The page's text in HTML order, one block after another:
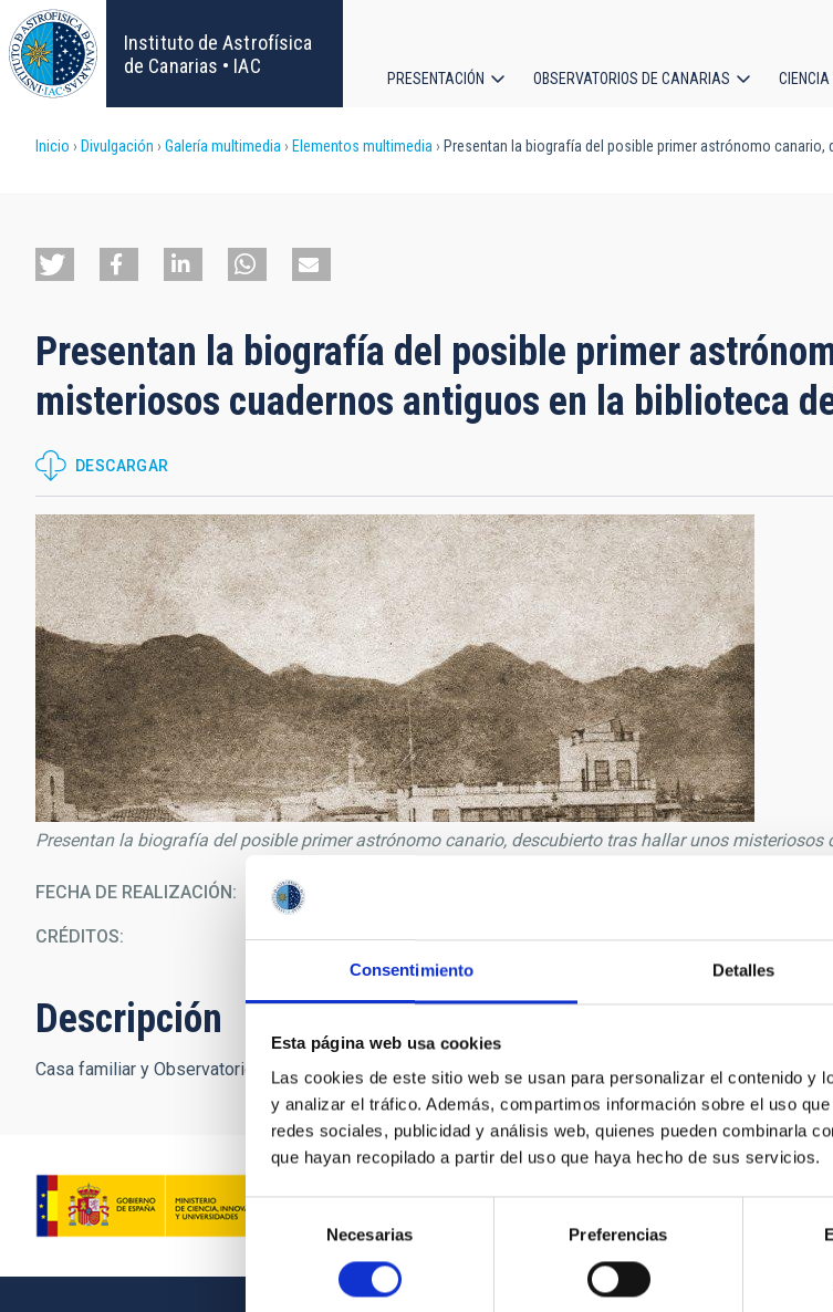
Consentimiento Detalles
Esta página web usa cookies
Las cookies de este sitio web se usan para personalizar el contenido y
y analizar el tráfico. Además, compartimos información sobre el uso
redes sociales, publicidad y análisis web, quienes pueden combinarla
que hayan recopilado a partir del uso que haya hecho de sus servicios.
Selección
de
consentimiento
Necesarias Preferencias
Pasar
al
contenido
principal
Instituto de Astrofísica
de Canarias • IAC
PRESENTACIÓN OBSERVATORIOS DE CANARIAS CIENCIA
Sobrescribir
de
a
la
navegación
Inicio Divulgación Galería multimedia Elementos multimedia Presentan la biografía del posible primer astrónomo
Presentan la biografía del posible primer
misteriosos cuadernos antiguos en la biblioteca
DESCARGAR
Presentan la biografía del posible primer astrónomo canario, descubierto tras hallar unos misteriosos
FECHA DE REALIZACIÓN
CRÉDITOS Archivo de la Real Sociedad Económica
Descripción
Casa familiar y Observatorio de Juan Valderrama en Santa Cruz de Tenerife. Crédito: Archivo de la